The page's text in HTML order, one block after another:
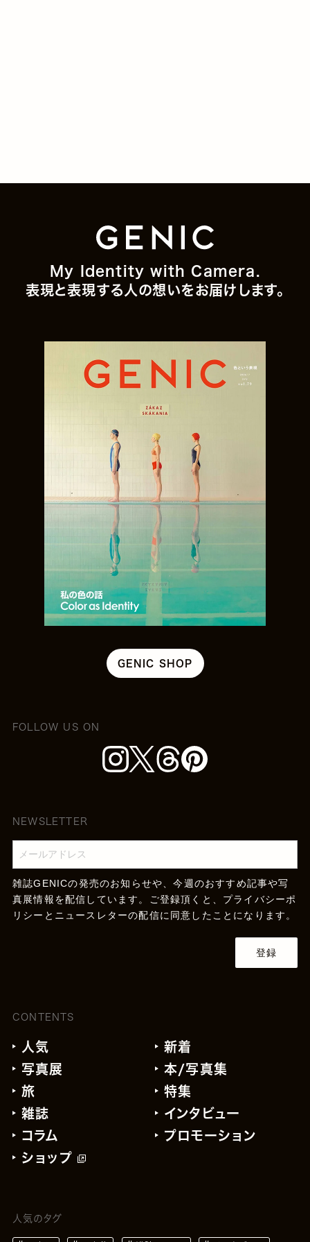
My Identity with Camera.
表現と表現する人の想いをお届けします。
GENIC SHOP
FOLLOW US ON
NEWSLETTER
雑誌GENICの発売のお知らせや、今週のおすすめ記事や写
真展情報を配信しています。ご登録頂くと、 プライバシーポ
リシー とニュースレターの配信に同意したことになります。
登録
CONTENTS
人気
新着
写真展
本/写真集
旅
特集
雑誌
インタビュー
コラム
プロモーション
ショップ
人気のタグ